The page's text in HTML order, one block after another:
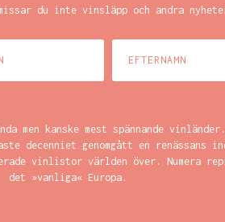
du inte vinsläpp och andra
men kanske mest spännande
decenniet genomgått en renässans
vinlistor världen över. Numera
det »vanliga« Europa.